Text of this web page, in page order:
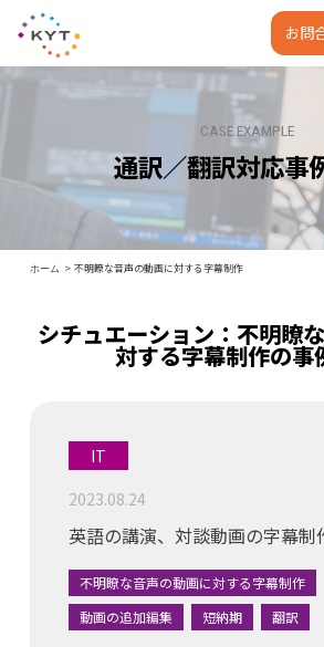
お問
CASE EXAMPLE
通訳／翻訳対応事
ホーム 不明瞭な音声の動画に対する字幕制作
シチュエーション：不明瞭
対する字幕制作の事
IT
2023.08.24
英語の講演、対談動画の字幕制
不明瞭な音声の動画に対する字幕制作
動画の追加編集
短納期 翻訳